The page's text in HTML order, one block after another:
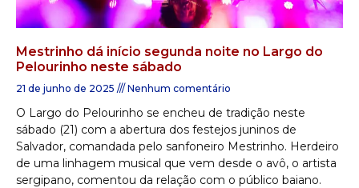
Mestrinho dá início segunda noite no Largo do
Pelourinho neste sábado
21 de junho de 2025 Nenhum comentário
O Largo do Pelourinho se encheu de tradição neste
sábado (21) com a abertura dos festejos juninos de
Salvador, comandada pelo sanfoneiro Mestrinho. Herdeiro
de uma linhagem musical que vem desde o avô, o artista
sergipano, comentou da relação com o público baiano.